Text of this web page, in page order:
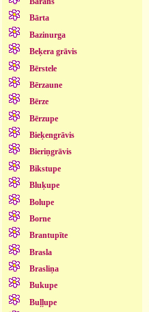
Bārta
Bazinurga
Beķera grāvis
Bērstele
Bērzaune
Bērze
Bērzupe
Bieķengrāvis
Bieriņgrāvis
Bikstupe
Bluķupe
Bolupe
Borne
Brantupīte
Brasla
Brasliņa
Bukupe
Buļļupe